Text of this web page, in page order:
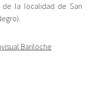
de la localidad de San
Bariloche